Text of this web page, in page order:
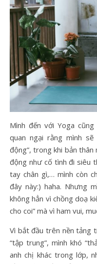
Mình đến với Yoga
quan ngại rằng mình
động”, trong khi bản thân
động như cố tình đi siêu
tay chân gì,… mình còn
đây này:) haha. Nhưng
không hẳn vì chồng doạ
cho coi” mà vì ham vui,
Vì bắt đầu trên nền tảng
“tập trung”, mình khó
anh chị khác trong lớp,